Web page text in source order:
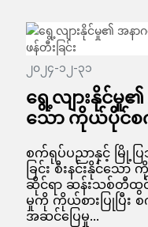
၂၀၂၄-၁၂-၃၁
ရွေ့လျားနိုင်မှု၏
သော ကိုယ်ပိုင်စ
စက်ရုပ်ပညာနှင့် မြို့ပ
ခြင်း စီးနင်းနိုင်သ
ဆိုင်ရာ ဆန်းသစ်တီထွင်
မှုကို ကိုယ်စားပြုပြီး
အဆင်ပြေမှု...